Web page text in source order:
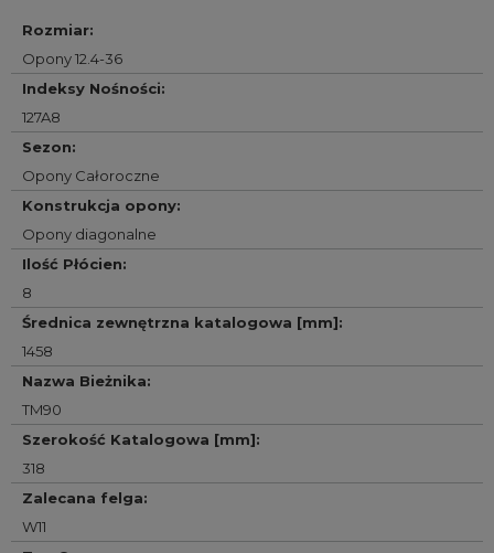
Rozmiar:
Opony 12.4-36
Indeksy Nośności:
127A8
Sezon:
Opony Całoroczne
Konstrukcja opony:
Opony diagonalne
Ilość Płócien:
8
Średnica zewnętrzna katalogowa [mm]:
1458
Nazwa Bieżnika:
TM90
Szerokość Katalogowa [mm]:
318
Zalecana felga:
W11